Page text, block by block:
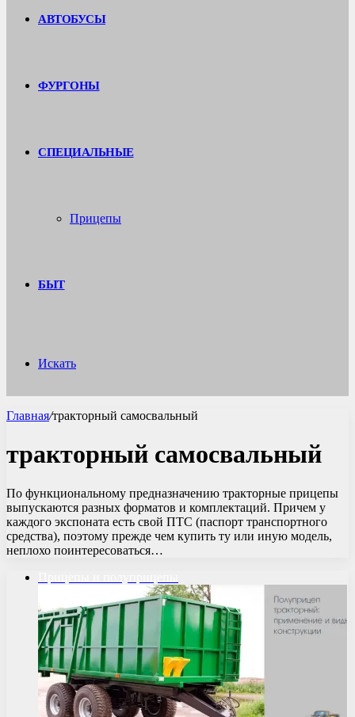
АВТОБУСЫ
ФУРГОНЫ
СПЕЦИАЛЬНЫЕ
Прицепы
БЫТ
Искать
Главная/тракторный самосвальный
тракторный самосвальный
По функциональному предназначению тракторные прицепы
выпускаются разных форматов и комплектаций. Причем у
каждого экспоната есть свой ПТС (паспорт транспортного
средства), поэтому прежде чем купить ту или иную модель,
неплохо поинтересоваться…